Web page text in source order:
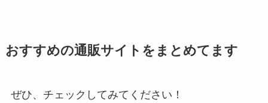
おすすめの通販サイトをまとめてます
ぜひ、チェックしてみてください！